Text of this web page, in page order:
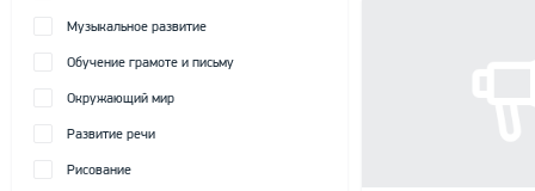
Музыкальное развитие
Обучение грамоте и письму
Окружающий мир
Развитие речи
Рисование